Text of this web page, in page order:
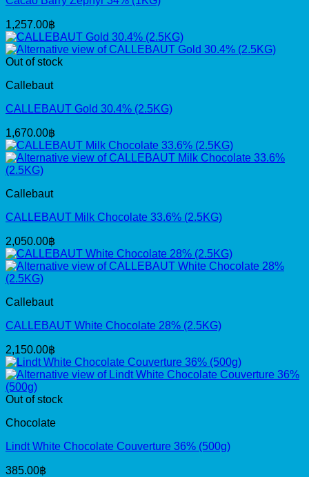
1,257.00฿
Out of stock
Callebaut
CALLEBAUT Gold 30.4% (2.5KG)
1,670.00฿
Callebaut
CALLEBAUT Milk Chocolate 33.6% (2.5KG)
2,050.00฿
Callebaut
CALLEBAUT White Chocolate 28% (2.5KG)
2,150.00฿
Out of stock
Chocolate
Lindt White Chocolate Couverture 36% (500g)
385.00฿